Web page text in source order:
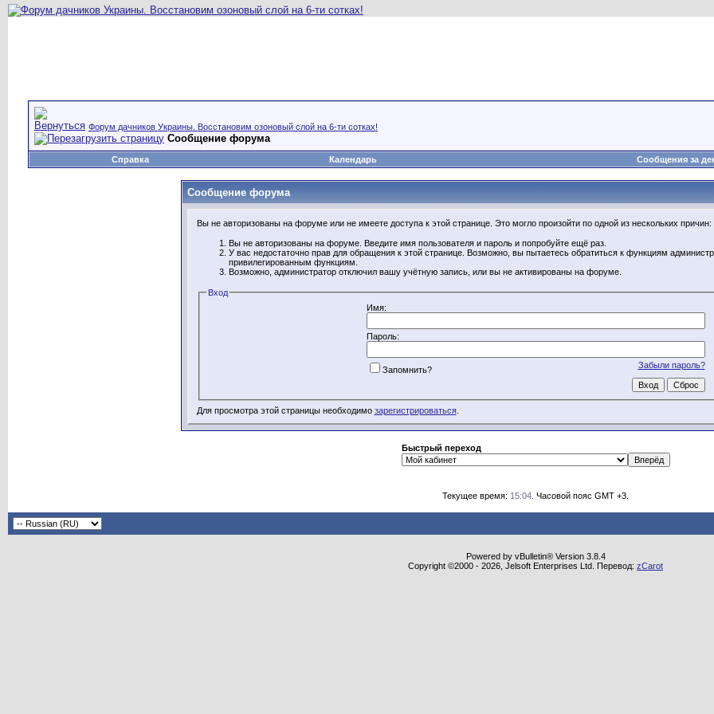
Форум дачников Украины. Восстановим озоновый слой на 6-ти сотках!
Сообщение форума
Справка Календарь Сообщения за
Сообщение форума
Вы не авторизованы на форуме или не имеете доступа к этой странице. Это могло произойти по одной из нескольких причин:
Вы не авторизованы на форуме. Введите имя пользователя и пароль и попробуйте ещё раз.
У вас недостаточно прав для обращения к этой странице. Возможно, вы пытаетесь обратиться к функциям
привилегированным функциям.
Возможно, администратор отключил вашу учётную запись, или вы не активированы на форуме.
Вход
Имя:
Пароль:
Забыли пароль?
Запомнить?
Для просмотра этой страницы необходимо зарегистрироваться.
Быстрый переход
Текущее время: 15:04 . Часовой пояс GMT +3.
Powered by vBulletin® Version 3.8.4
Copyright ©2000 - 2026, Jelsoft Enterprises Ltd. Перевод: zCarot